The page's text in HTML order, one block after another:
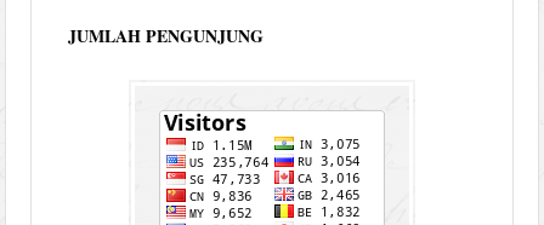
JUMLAH PENGUNJUNG